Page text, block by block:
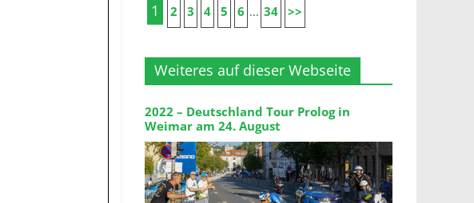
1 2 3 4 5 6 ... 34 >>
Weiteres auf dieser Webseite
2022 – Deutschland Tour Prolog in
Weimar am 24. August